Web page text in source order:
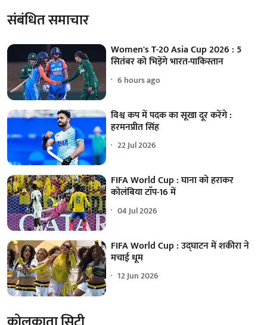
संबंधित समाचार
Women's T-20 Asia Cup 2026 : 5
सितंबर को भिड़ेंगे भारत-पाकिस्तान
6 hours ago
विश्व कप में पदक का सूखा दूर करेंगे :
हरमनप्रीत सिंह
22 Jul 2026
FIFA World Cup : घाना को हराकर
कोलंबिया टाॅप-16 में
04 Jul 2026
FIFA World Cup : उद्घाटन में शकीरा ने
मचाई धूम
12 Jun 2026